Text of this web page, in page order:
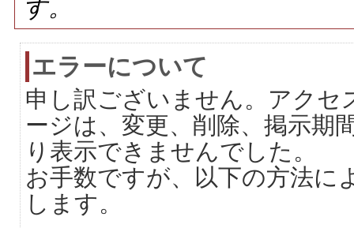
す。
エラーについて
申し訳ございません。アクセ
ージは、変更、削除、掲示期
り表示できませんでした。
お手数ですが、以下の方法に
します。